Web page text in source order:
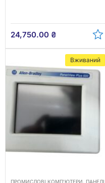
24,750.00 ₴
Вживаний
ПРОМИСЛОВІ КОМП’ЮТЕРИ, ПАНЕЛІ